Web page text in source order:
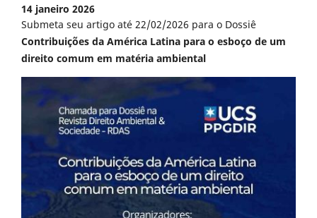
14 janeiro 2026
Submeta seu artigo até 22/02/2026 para o Dossiê
Contribuições da América Latina para o esboço de um
direito comum em matéria ambiental